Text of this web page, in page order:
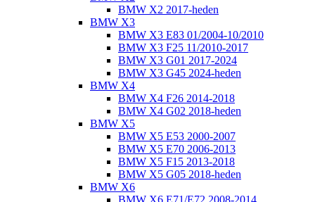
BMW X2 2017-heden
BMW X3
BMW X3 E83 01/2004-10/2010
BMW X3 F25 11/2010-2017
BMW X3 G01 2017-2024
BMW X3 G45 2024-heden
BMW X4
BMW X4 F26 2014-2018
BMW X4 G02 2018-heden
BMW X5
BMW X5 E53 2000-2007
BMW X5 E70 2006-2013
BMW X5 F15 2013-2018
BMW X5 G05 2018-heden
BMW X6
BMW X6 E71/E72 2008-2014